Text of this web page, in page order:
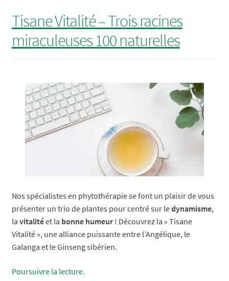
Une
boisson
rafraîchissante
Tisane Vitalité – Trois racines
miraculeuses 100 naturelles
Nos spécialistes en phytothérapie se font un plaisir de vous
présenter un trio de plantes pour centré sur ledynamisme,
la vitalitéet la bonne humeur! Découvrez la « Tisane
Vitalité », une alliance puissante entre l’Angélique, le
Galanga et le Ginseng sibérien.
Poursuivre la lecture.